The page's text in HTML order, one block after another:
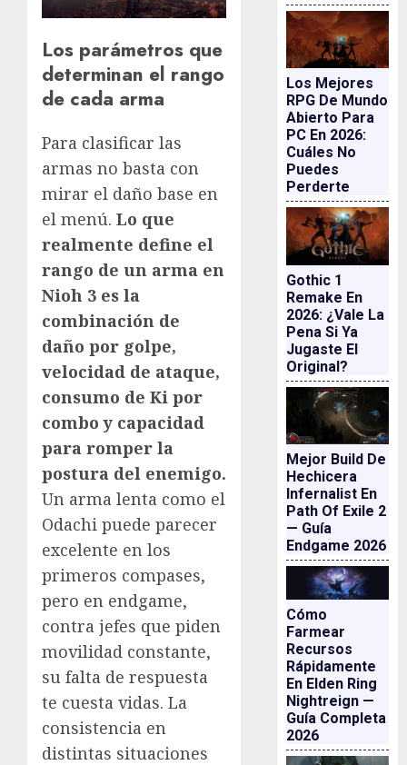
Los parámetros que
determinan el rango
de cada arma
Para clasificar las
armas no basta con
mirar el daño base en
el menú. Lo que
realmente define el
rango de un arma en
Nioh 3 es la
combinación de
daño por golpe,
velocidad de ataque,
consumo de Ki por
combo y capacidad
para romper la
postura del enemigo.
Un arma lenta como el
Odachi puede parecer
excelente en los
primeros compases,
pero en endgame,
contra jefes que piden
movilidad constante,
su falta de respuesta
te cuesta vidas. La
consistencia en
distintas situaciones
Los Mejores
RPG De Mundo
Abierto Para
PC En 2026:
Cuáles No
Puedes
Perderte
Gothic 1
Remake En
2026: ¿vale La
Pena Si Ya
Jugaste El
Original?
Mejor Build De
Hechicera
Infernalist En
Path Of Exile 2
— Guía
Endgame 2026
Cómo
Farmear
Recursos
Rápidamente
En Elden Ring
Nightreign —
Guía Completa
2026